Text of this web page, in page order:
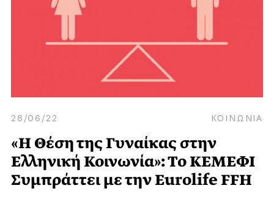
28/06/22 ΚΟΙΝΩΝΙΑ
«Η Θέση της Γυναίκας στην
Ελληνική Κοινωνία»: Το ΚΕΜΕΦΙ
Συμπράττει με την Eurolife FFH